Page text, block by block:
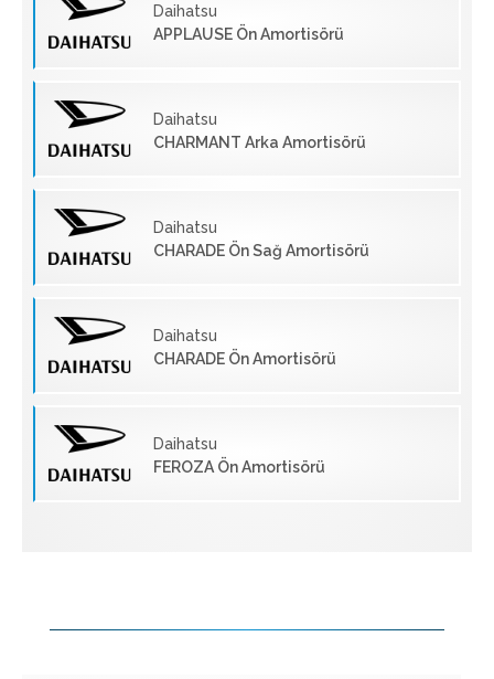
Daihatsu
APPLAUSE Ön Amortisörü
Daihatsu
CHARMANT Arka Amortisörü
Daihatsu
CHARADE Ön Sağ Amortisörü
Daihatsu
CHARADE Ön Amortisörü
Daihatsu
FEROZA Ön Amortisörü